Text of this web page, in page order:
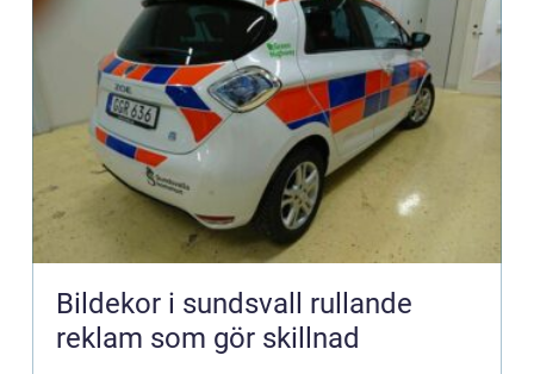
Bildekor i sundsvall rullande
reklam som gör skillnad